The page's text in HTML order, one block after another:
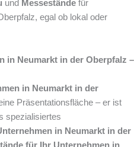
und Messestände für
egal ob lokal oder
in Neumarkt in der Oberpfalz –
in Neumarkt in der
Präsentationsfläche – er ist
spezialisiertes
in Neumarkt in der
für Ihr Unternehmen in